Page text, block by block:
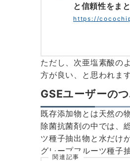
と信頼性をま
https://
ただし、次亜塩素酸の
方が良い、と思われま
GSEユーザーの
既存添加物とは天然の
除菌抗菌剤の中では、
ツ種子抽出物と水だけ
グレープフルーツ種子
関連記事